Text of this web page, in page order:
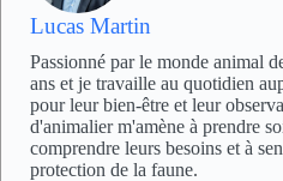
Lucas Martin
Passionné par le monde animal
ans et je travaille au quotidien
pour leur bien-être et leur
d'animalier m'amène à prendre
comprendre leurs besoins et à
protection de la faune.